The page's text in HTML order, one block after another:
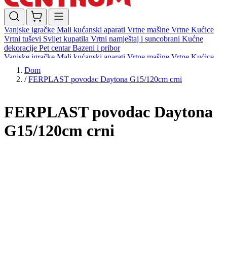
Vanjske igračke Mali kućanski aparati Vrtne mašine Vrtne Kućice
Vrtni tuševi Svijet kupatila Vrtni namještaj i suncobrani Kućne
dekoracije Pet centarBazeni i pribor
Vanjske igračke Mali kućanski aparati Vrtne mašine Vrtne Kućice
Vrtni tuševi
dekoracijePet centar Bazeni i pribor
Dom
/ FERPLAST povodac Daytona G15/120cm crni
FERPLAST povodac Daytona
G15/120cm crni